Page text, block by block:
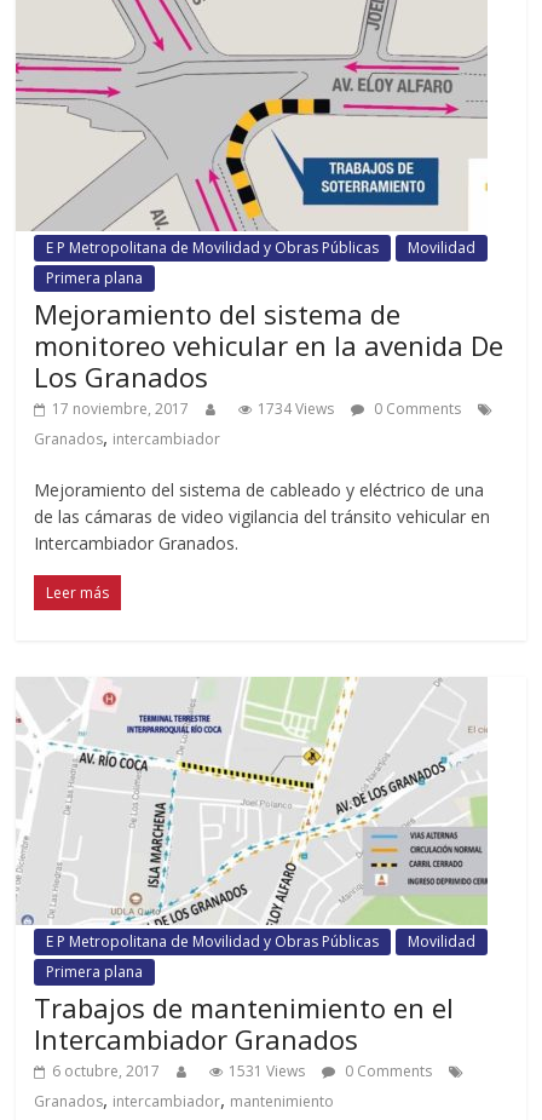
E P Metropolitana de Movilidad y Obras Públicas
Movilidad
Primera plana
Mejoramiento del sistema de
monitoreo vehicular en la avenida De
Los Granados
17 noviembre, 2017 1734 Views
0 Comments
Granados, intercambiador
Mejoramiento del sistema de cableado y eléctrico de una
de las cámaras de video vigilancia del tránsito vehicular en
Intercambiador Granados.
Leer más
E P Metropolitana de Movilidad y Obras Públicas
Movilidad
Primera plana
Trabajos de mantenimiento en el
Intercambiador Granados
6 octubre, 2017 1531 Views
0 Comments
Granados, intercambiador, mantenimiento